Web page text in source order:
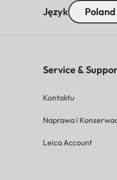
Język
Service &
Kontaktu
Naprawa i
Leica Account